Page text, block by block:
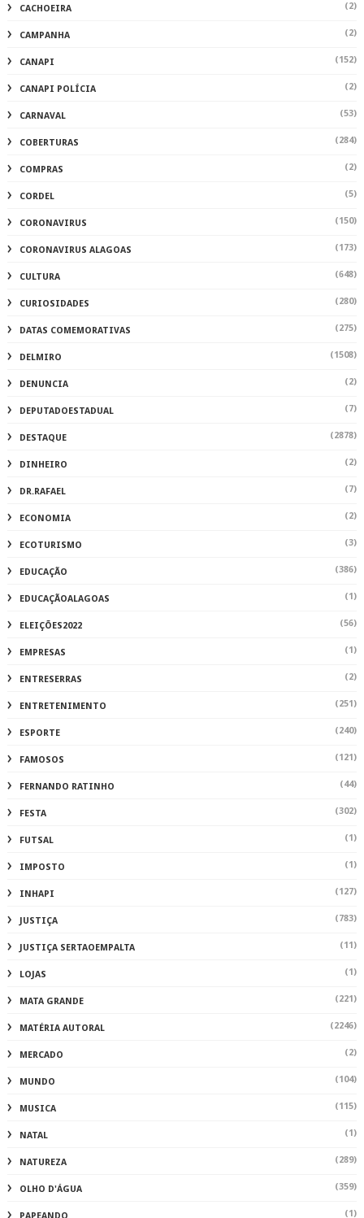
CACHOEIRA (2)
CAMPANHA (2)
CANAPI (152)
CANAPI POLÍCIA (2)
CARNAVAL (53)
COBERTURAS (284)
COMPRAS (2)
CORDEL (5)
CORONAVIRUS (150)
CORONAVIRUS ALAGOAS (173)
CULTURA (648)
CURIOSIDADES (280)
DATAS COMEMORATIVAS (275)
DELMIRO (1508)
DENUNCIA (2)
DEPUTADOESTADUAL (7)
DESTAQUE (2878)
DINHEIRO (2)
DR.RAFAEL (7)
ECONOMIA (2)
ECOTURISMO (3)
EDUCAÇÃO (386)
EDUCAÇÃOALAGOAS (1)
ELEIÇÕES2022 (56)
EMPRESAS (1)
ENTRESERRAS (2)
ENTRETENIMENTO (251)
ESPORTE (240)
FAMOSOS (121)
FERNANDO RATINHO (44)
FESTA (302)
FUTSAL (1)
IMPOSTO (1)
INHAPI (127)
JUSTIÇA (783)
JUSTIÇA SERTAOEMPALTA (11)
LOJAS (1)
MATA GRANDE (221)
MATÉRIA AUTORAL (2246)
MERCADO (2)
MUNDO (104)
MUSICA (115)
NATAL (1)
NATUREZA (289)
OLHO D'ÁGUA (359)
(1)